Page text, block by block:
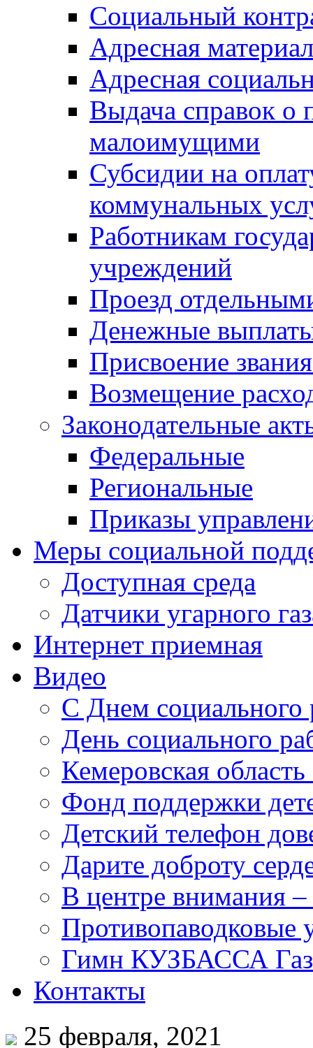
Социальный
Адресная
Адресная
Выдача справок о
малоимущими
Субсидии на
коммунальных
Работникам
учреждений
Проезд
Денежные
Присвоение
Возмещение
Законодательные
Федеральные
Региональные
Приказы
Меры социальной
Доступная среда
Датчики угарного
Интернет приемная
Видео
С Днем социального
День социального
Кемеровская
Фонд поддержки
Детский телефон
Дарите доброту
В центре внимания –
Противопаводковые
Гимн КУЗБАССА
Контакты
25 февраля, 2021